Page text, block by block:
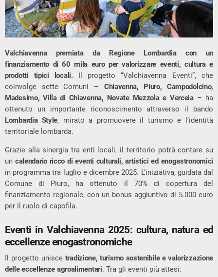
Valchiavenna premiata da Regione Lombardia con un
finanziamento di 60 mila euro per valorizzare eventi, cultura e
prodotti tipici locali.Il progetto “Valchiavenna Eventi”, che
coinvolge sette Comuni – Chiavenna, Piuro, Campodolcino,
Madesimo, Villa di Chiavenna, Novate Mezzola e Verceia– ha
ottenuto un importante riconoscimento attraverso il bando
Lombardia Style, mirato a promuovere il turismo e l’identità
territoriale lombarda.
Grazie alla sinergia tra enti locali, il territorio potrà contare su
un calendario ricco di eventi culturali, artistici ed enogastronomici
in programma tra luglio e dicembre 2025. L’iniziativa, guidata dal
Comune di Piuro, ha ottenuto il 70% di copertura del
finanziamento regionale, con un bonus aggiuntivo di 5.000 euro
per il ruolo di capofila.
Eventi in Valchiavenna 2025: cultura, natura ed
eccellenze enogastronomiche
Il progetto unisce tradizione, turismo sostenibile e valorizzazione
delle eccellenze agroalimentari. Tra gli eventi più attesi: